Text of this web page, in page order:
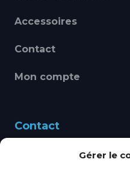
Gérer le
Accessoires
Contact
Mon compte
Contact
460 Avenue